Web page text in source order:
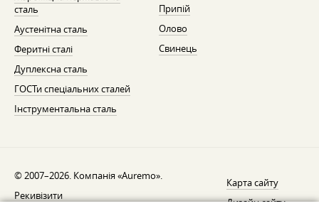
сталь
Аустенітна сталь
Феритні сталі
Дуплексна сталь
ГОСТи спеціальних сталей
Інструментальна сталь
Припій
Олово
Свинець
© 2007–2026. Компанія «Auremo».
Рекивізити
Карта сайту
Дизайн сайту —